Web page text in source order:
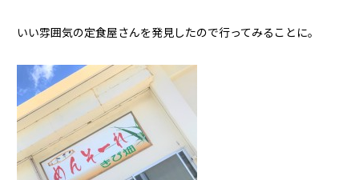
いい雰囲気の定食屋さんを発見したので行ってみることに。